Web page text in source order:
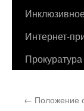
содержимому
Интернет-
← Положение